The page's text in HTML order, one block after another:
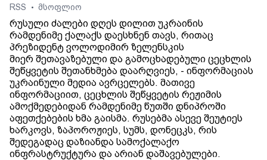
RSS
• მსოფლიო
რუსული ძალები დღეს დილით უკრაინის
რამდენიმე ქალაქს დაესხნენ თავს, რითაც
პრეზიდენტ ვოლოდიმირ ზელენსკის
მიერ შეთავაზებული და გამოცხადებული ცეცხლის
შეწყვეტის შეთანხმება დაარღვიეს, - ინფორმაციას
უკრაინული მედია ავრცელებს. მათივე
ინფორმაციით, ცეცხლის შეწყვეტის რეჟიმის
ამოქმედებიდან რამდენიმე წუთში დნიპროში
აფეთქებების ხმა გაისმა. რუსებმა ასევე შეუტიეს
ხარკოვს, ზაპოროჟიეს, სუმს, დონეცკს, რის
შედეგადაც დაზიანდა სამოქალაქო
ინფრასტრუქტურა და არიან დაშავებულები.